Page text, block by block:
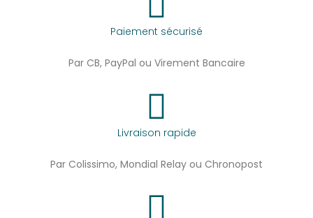
Paiement sécurisé
Par CB, PayPal ou Virement Bancaire
Livraison rapide
Par Colissimo, Mondial Relay ou Chronopost